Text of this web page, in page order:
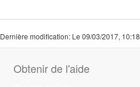
Dernière modification: Le 09/03/2017, 10:18
Obtenir de l'aide